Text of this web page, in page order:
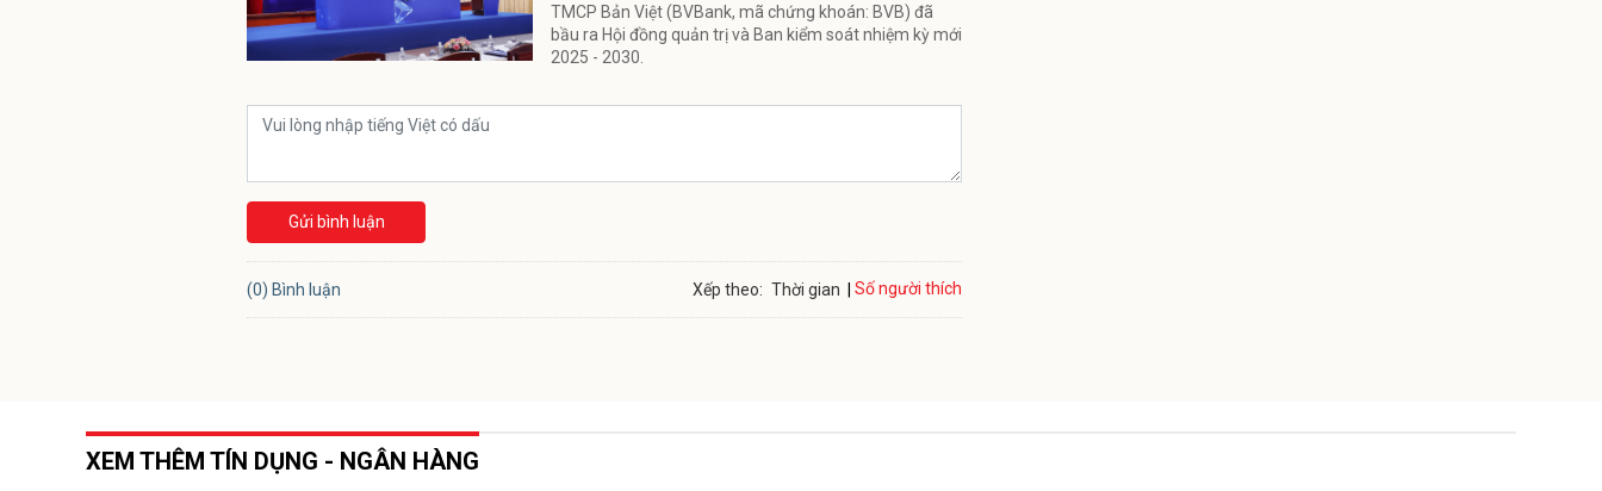
TMCP Bản Việt (BVBank, mã chứng khoán: BVB) đã
bầu ra Hội đồng quản trị và Ban kiểm soát nhiệm kỳ mới
2025 - 2030.
Gửi bình luận
(0) Bình luận Xếp theo: Thời gian Số người thích
XEM THÊM TÍN DỤNG - NGÂN HÀNG